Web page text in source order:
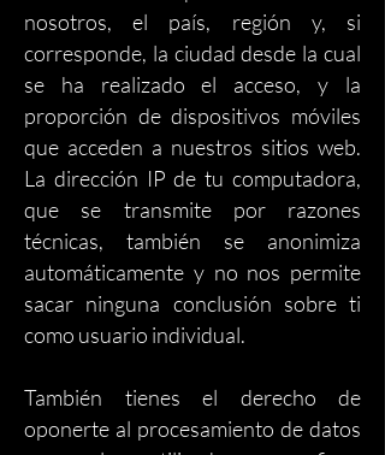
nosotros, el país, región y, si
corresponde, la ciudad desde la cual
se ha realizado el acceso, y la
proporción de dispositivos móviles
que acceden a nuestros sitios web.
La dirección IP de tu computadora,
que se transmite por razones
técnicas, también se anonimiza
automáticamente y no nos permite
sacar ninguna conclusión sobre ti
como usuario individual.
También tienes el derecho de
oponerte al procesamiento de datos